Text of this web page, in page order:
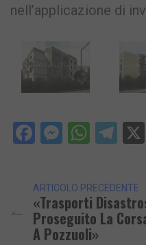
nell’applicazione di
Facebook
ARTICOLO PRECEDENTE
«Trasporti
Proseguito La
A Pozzuoli»